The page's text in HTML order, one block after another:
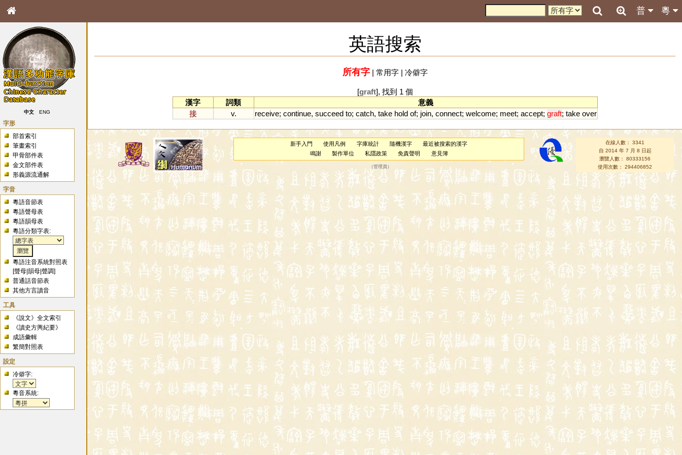
粵
普
中文 ENG
字形
部首索引
筆畫索引
甲骨部件表
金文部件表
形義源流通解
字音
粵語音節表
粵語聲母表
粵語韻母表
粵語分類字表:
粵語注音系統對照表
[聲母 |韻母 |聲調]
普通話音節表
其他方言讀音
工具
《說文》全文索引
《讀史方輿紀要》
成語彙輯
繁簡對照表
設定
冷僻字:
粵音系統:
英語搜索
所有字| 常用字| 冷僻字
[graft], 找到 1 個
漢字
詞類
意義
接
v. receive; continue, succeed to; catch, take hold of; join, connect; welcome; meet; accept; graft; take over
新手入門 使用凡例 字庫統計 隨機漢字
最近被搜索的漢字
鳴謝
製作單位 私隱政策 免責聲明 意見簿
（管理員 ）
在線人數： 3341
自 2014 年 7 月 8 日起
瀏覽人數： 80333156
使用次數： 294406852